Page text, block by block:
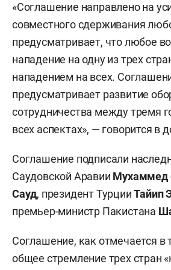
«Соглашение направлено на
совместного сдерживания
предусматривает, что любое
нападение на одну из трех
нападением на всех.
предусматривает развитие
сотрудничества между тремя
всех аспектах», — говорится в
Соглашение подписали
Саудовской Аравии Мухаммед
Сауд, президент ТурцииТайип
премьер-министр Пакистана
Соглашение, как отмечается в
общее стремление трех стран